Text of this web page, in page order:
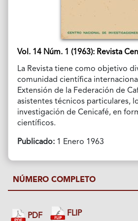
Vol. 14 Núm. 1 (1963): Revista
La Revista tiene como objetivo
comunidad científica
Extensión de la Federación de
asistentes técnicos particulares,
investigación de Cenicafé, en
científicos.
Publicado:1 Enero 1963
NÚMERO COMPLETO
PDF FLIP